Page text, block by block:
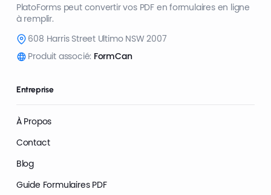
PlatoForms peut convertir vos PDF en formulaires en ligne
à remplir.
608 Harris Street Ultimo NSW 2007
Produit associé: FormCan
Entreprise
À Propos
Contact
Blog
Guide Formulaires PDF